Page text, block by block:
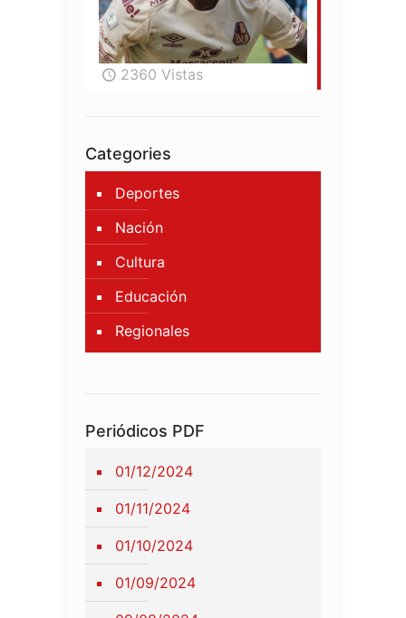
2360 Vistas
Categories
Deportes
Nación
Cultura
Educación
Regionales
Periódicos PDF
01/12/2024
01/11/2024
01/10/2024
01/09/2024